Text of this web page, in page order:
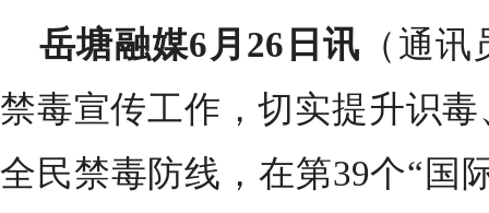
岳塘融媒6月26日讯 （通
禁毒宣传工作，切实提升识
全民禁毒防线，在第39个“国